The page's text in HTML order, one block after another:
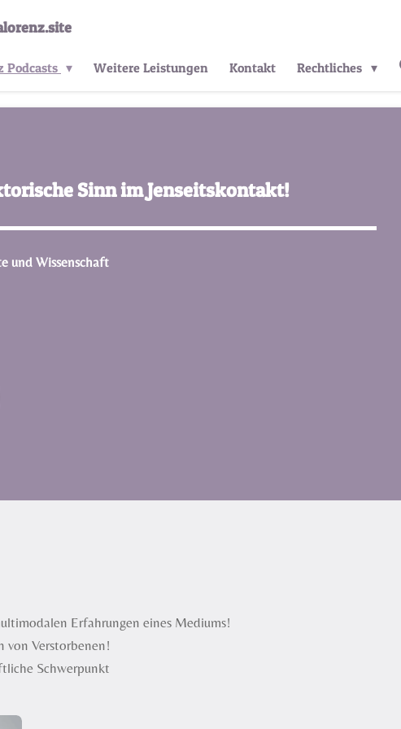
Podcasts Weitere Leistungen Kontakt Rechtliches
Sinn im Jenseitskontakt!
und Wissenschaft
Erfahrungen eines Mediums!
Verstorbenen!
Schwerpunkt